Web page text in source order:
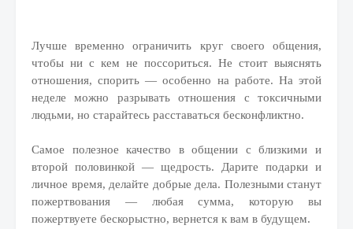
Лучше временно ограничить круг своего общения,
чтобы ни с кем не поссориться. Не стоит выяснять
отношения, спорить — особенно на работе. На этой
неделе можно разрывать отношения с токсичными
людьми, но старайтесь расставаться бесконфликтно.
Самое полезное качество в общении с близкими и
второй половинкой — щедрость. Дарите подарки и
личное время, делайте добрые дела. Полезными станут
пожертвования — любая сумма, которую вы
пожертвуете бескорыстно, вернется к вам в будущем.